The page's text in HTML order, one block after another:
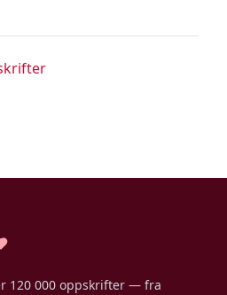
120 000 oppskrifter — fra